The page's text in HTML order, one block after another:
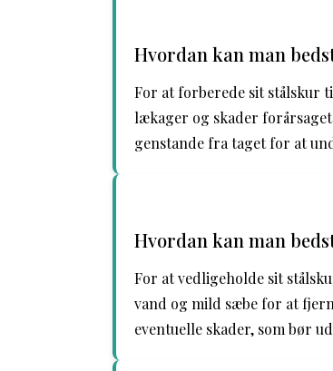
Hvordan kan man
For at forberede sit stålskur
lækager og skader
genstande fra taget for at
Hvordan kan man
For at vedligeholde sit
vand og mild sæbe for at
eventuelle skader, som bør